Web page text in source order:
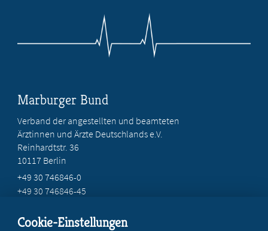
Marburger Bund
Verband der angestellten und beamteten
Ärztinnen und Ärzte Deutschlands e.V.
Reinhardtstr. 36
10117 Berlin
+49 30 746846-0
+49 30 746846-45
Cookie-Einstellungen